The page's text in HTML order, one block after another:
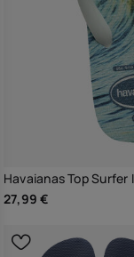
Havaianas Top Surfer I
27,99 €